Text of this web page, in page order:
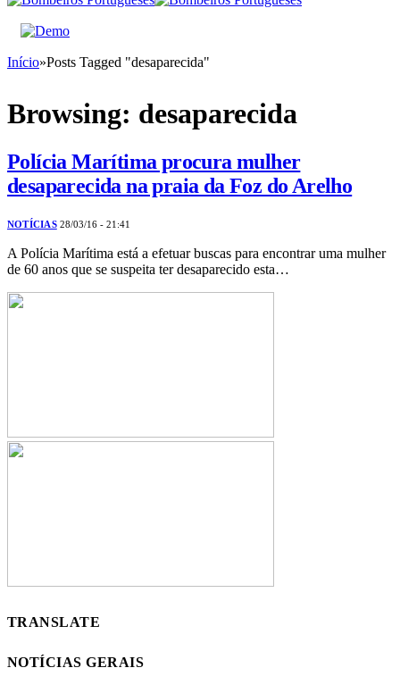
Início»Posts Tagged "desaparecida"
Browsing: desaparecida
Polícia Marítima procura mulher
desaparecida na praia da Foz do Arelho
NOTÍCIAS 28/03/16 - 21:41
A Polícia Marítima está a efetuar buscas para encontrar uma mulher
de 60 anos que se suspeita ter desaparecido esta…
TRANSLATE
NOTÍCIAS GERAIS